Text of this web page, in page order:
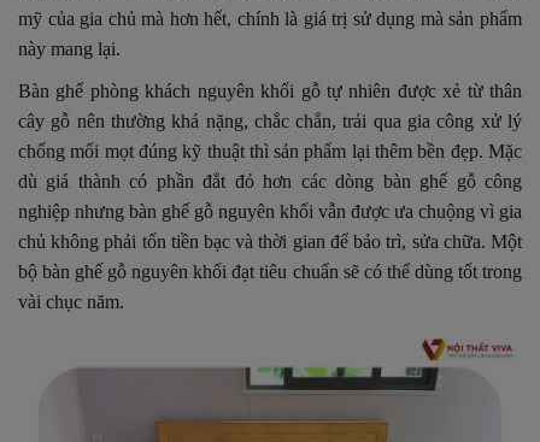
mỹ của gia chủ mà hơn hết, chính là giá trị sử dụng mà sản phẩm
này mang lại.
Bàn ghế phòng khách nguyên khối gỗ tự nhiên được xẻ từ thân
cây gỗ nên thường khá nặng, chắc chắn, trải qua gia công xử lý
chống mối mọt đúng kỹ thuật thì sản phẩm lại thêm bền đẹp. Mặc
dù giá thành có phần đắt đỏ hơn các dòng bàn ghế gỗ công
nghiệp nhưng bàn ghế gỗ nguyên khối vẫn được ưa chuộng vì gia
chủ không phải tốn tiền bạc và thời gian để bảo trì, sửa chữa. Một
bộ bàn ghế gỗ nguyên khối đạt tiêu chuẩn sẽ có thể dùng tốt trong
vài chục năm.